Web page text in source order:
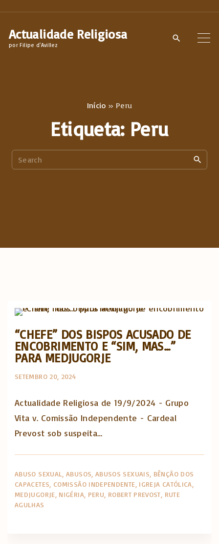
Actualidade Religiosa
por Filipe d'Avillez
Início » Peru
Etiqueta: Peru
e
“CHEFE” DOS BISPOS ACUSADO DE
ENCOBRIMENTO E “SIM, MAS…”
PARA MEDJUGORJE
SETEMBRO 20, 2024
Actualidade Religiosa de 19/9/2024 - Grupo
Vita v. Comissão Independente - Cardeal
Prevost sob suspeita…
ABUSO SEXUAL ABUSOS ABUSOS SEXUAIS BÊNÇÃO DOS
CAPACETES COMISSÃO INDEPENDENTE IGREJA CATÓLICA
MEDJUGORJE NIGÉRIA PERU ROBERT PREVOST RUTE
AGULHAS